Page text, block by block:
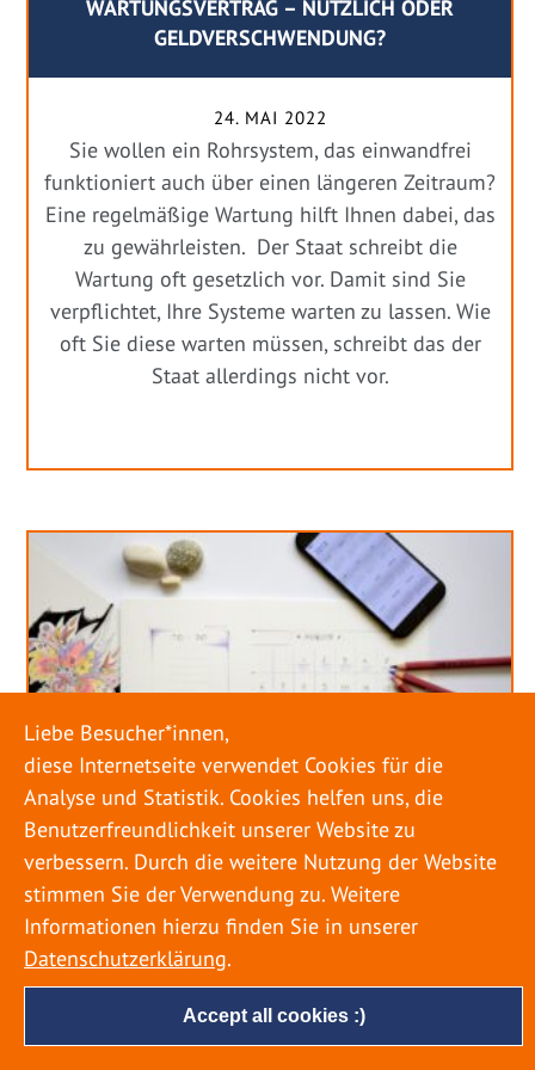
WARTUNGSVERTRAG – NÜTZLICH ODER
GELDVERSCHWENDUNG?
24. MAI 2022
Sie wollen ein Rohrsystem, das einwandfrei
funktioniert auch über einen längeren Zeitraum?
Eine regelmäßige Wartung hilft Ihnen dabei, das
zu gewährleisten. Der Staat schreibt die
Wartung oft gesetzlich vor. Damit sind Sie
verpflichtet, Ihre Systeme warten zu lassen. Wie
oft Sie diese warten müssen, schreibt das der
Staat allerdings nicht vor.
URLAUB RICHTIG PLANEN – ROHRBRUCH
VERHINDERN
18. MAI 2022
Accept all cookies :)
Liebe Besucher*innen,
diese Internetseite verwendet Cookies für die
Analyse und Statistik. Cookies helfen uns, die
Benutzerfreundlichkeit unserer Website zu
verbessern. Durch die weitere Nutzung der Website
stimmen Sie der Verwendung zu. Weitere
Informationen hierzu finden Sie in unserer
Datenschutzerklärung.